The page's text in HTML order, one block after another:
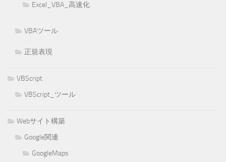
Excel_VBA_高速化
VBAツール
正規表現
VBScript
VBScript_ツール
Webサイト構築
Google関連
GoogleMaps